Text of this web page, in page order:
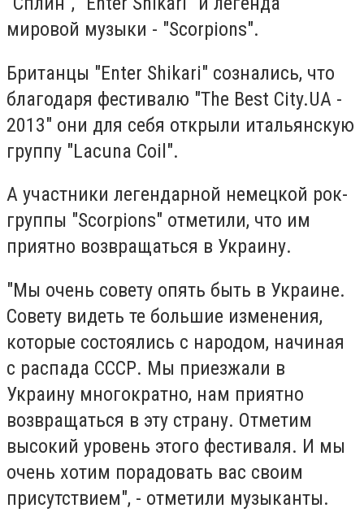
мировой музыки - "Scorpions".
Британцы "Enter Shikari" сознались, что
благодаря фестивалю "The Best City.UA -
2013" они для себя открыли итальянскую
группу "Lacuna Coil".
А участники легендарной немецкой рок-
группы "Scorpions" отметили, что им
приятно возвращаться в Украину.
"Мы очень совету опять быть в Украине.
Совету видеть те большие изменения,
которые состоялись с народом, начиная
с распада СССР. Мы приезжали в
Украину многократно, нам приятно
возвращаться в эту страну. Отметим
высокий уровень этого фестиваля. И мы
очень хотим порадовать вас своим
присутствием", - отметили музыканты.